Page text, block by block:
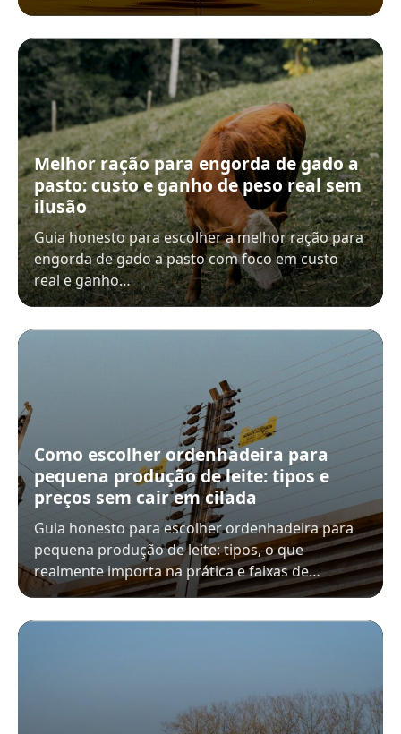
Melhor ração para engorda de gado a
pasto: custo e ganho de peso real sem
ilusão
Guia honesto para escolher a melhor ração para
engorda de gado a pasto com foco em custo
real e ganho…
Como escolher ordenhadeira para
pequena produção de leite: tipos e
preços sem cair em cilada
Guia honesto para escolher ordenhadeira para
pequena produção de leite: tipos, o que
realmente importa na prática e faixas de…